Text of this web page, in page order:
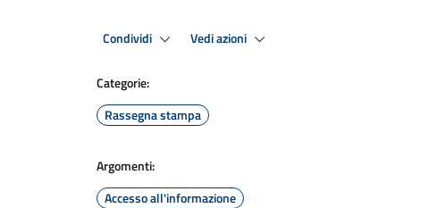
Condividi Vedi azioni
Categorie:
Rassegna stampa
Argomenti:
Accesso all'informazione